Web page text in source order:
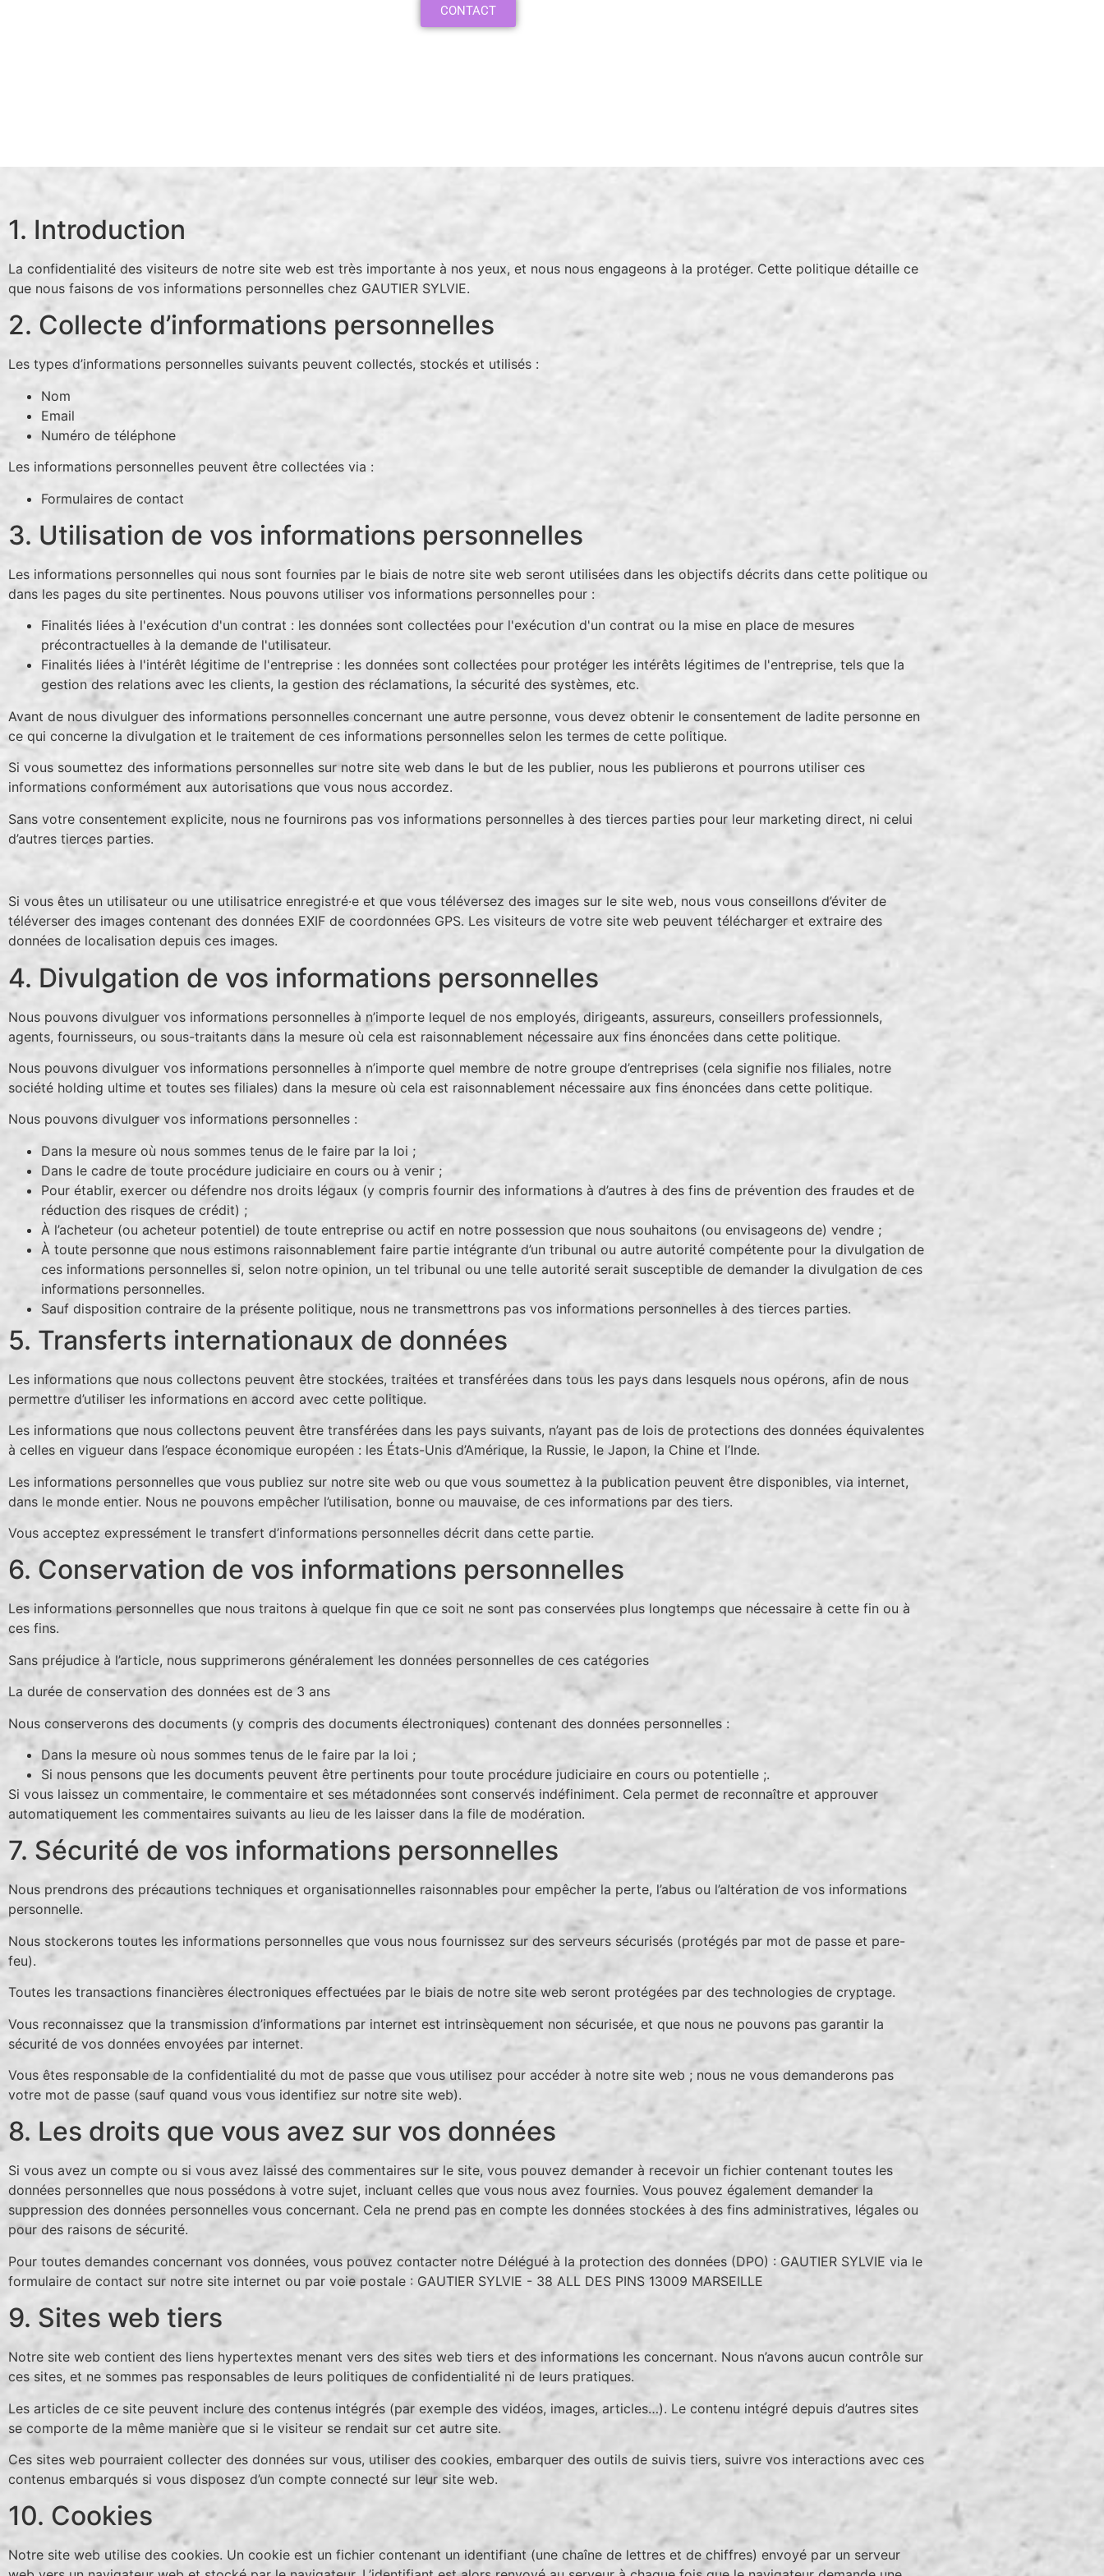
CONTACT
1. Introduction
La confidentialité des visiteurs de notre site web est très importante à nos yeux, et nous nous engageons à la protéger. Cette politique détaille ce
que nous faisons de vos informations personnelles chez GAUTIER SYLVIE.
2. Collecte d’informations personnelles
Les types d’informations personnelles suivants peuvent collectés, stockés et utilisés :
Nom
Email
Numéro de téléphone
Les informations personnelles peuvent être collectées via :
Formulaires de contact
3. Utilisation de vos informations personnelles
Les informations personnelles qui nous sont fournies par le biais de notre site web seront utilisées dans les objectifs décrits dans cette politique ou
dans les pages du site pertinentes. Nous pouvons utiliser vos informations personnelles pour :
Finalités liées à l'exécution d'un contrat : les données sont collectées pour l'exécution d'un contrat ou la mise en place de mesures
précontractuelles à la demande de l'utilisateur.
Finalités liées à l'intérêt légitime de l'entreprise : les données sont collectées pour protéger les intérêts légitimes de l'entreprise, tels que la
gestion des relations avec les clients, la gestion des réclamations, la sécurité des systèmes, etc.
Avant de nous divulguer des informations personnelles concernant une autre personne, vous devez obtenir le consentement de ladite personne en
ce qui concerne la divulgation et le traitement de ces informations personnelles selon les termes de cette politique.
Si vous soumettez des informations personnelles sur notre site web dans le but de les publier, nous les publierons et pourrons utiliser ces
informations conformément aux autorisations que vous nous accordez.
Sans votre consentement explicite, nous ne fournirons pas vos informations personnelles à des tierces parties pour leur marketing direct, ni celui
d’autres tierces parties.
Si vous êtes un utilisateur ou une utilisatrice enregistré·e et que vous téléversez des images sur le site web, nous vous conseillons d’éviter de
téléverser des images contenant des données EXIF de coordonnées GPS. Les visiteurs de votre site web peuvent télécharger et extraire des
données de localisation depuis ces images.
4. Divulgation de vos informations personnelles
Nous pouvons divulguer vos informations personnelles à n’importe lequel de nos employés, dirigeants, assureurs, conseillers professionnels,
agents, fournisseurs, ou sous-traitants dans la mesure où cela est raisonnablement nécessaire aux fins énoncées dans cette politique.
Nous pouvons divulguer vos informations personnelles à n’importe quel membre de notre groupe d’entreprises (cela signifie nos filiales, notre
société holding ultime et toutes ses filiales) dans la mesure où cela est raisonnablement nécessaire aux fins énoncées dans cette politique.
Nous pouvons divulguer vos informations personnelles :
Dans la mesure où nous sommes tenus de le faire par la loi ;
Dans le cadre de toute procédure judiciaire en cours ou à venir ;
Pour établir, exercer ou défendre nos droits légaux (y compris fournir des informations à d’autres à des fins de prévention des fraudes et de
réduction des risques de crédit) ;
À l’acheteur (ou acheteur potentiel) de toute entreprise ou actif en notre possession que nous souhaitons (ou envisageons de) vendre ;
À toute personne que nous estimons raisonnablement faire partie intégrante d’un tribunal ou autre autorité compétente pour la divulgation de
ces informations personnelles si, selon notre opinion, un tel tribunal ou une telle autorité serait susceptible de demander la divulgation de ces
informations personnelles.
Sauf disposition contraire de la présente politique, nous ne transmettrons pas vos informations personnelles à des tierces parties.
5. Transferts internationaux de données
Les informations que nous collectons peuvent être stockées, traitées et transférées dans tous les pays dans lesquels nous opérons, afin de nous
permettre d’utiliser les informations en accord avec cette politique.
Les informations que nous collectons peuvent être transférées dans les pays suivants, n’ayant pas de lois de protections des données équivalentes
à celles en vigueur dans l’espace économique européen : les États-Unis d’Amérique, la Russie, le Japon, la Chine et l’Inde.
Les informations personnelles que vous publiez sur notre site web ou que vous soumettez à la publication peuvent être disponibles, via internet,
dans le monde entier. Nous ne pouvons empêcher l’utilisation, bonne ou mauvaise, de ces informations par des tiers.
Vous acceptez expressément le transfert d’informations personnelles décrit dans cette partie.
6. Conservation de vos informations personnelles
Les informations personnelles que nous traitons à quelque fin que ce soit ne sont pas conservées plus longtemps que nécessaire à cette fin ou à
ces fins.
Sans préjudice à l’article, nous supprimerons généralement les données personnelles de ces catégories
La durée de conservation des données est de 3 ans
Nous conserverons des documents (y compris des documents électroniques) contenant des données personnelles :
Dans la mesure où nous sommes tenus de le faire par la loi ;
Si nous pensons que les documents peuvent être pertinents pour toute procédure judiciaire en cours ou potentielle ;.
Si vous laissez un commentaire, le commentaire et ses métadonnées sont conservés indéfiniment. Cela permet de reconnaître et approuver
automatiquement les commentaires suivants au lieu de les laisser dans la file de modération.
7. Sécurité de vos informations personnelles
Nous prendrons des précautions techniques et organisationnelles raisonnables pour empêcher la perte, l’abus ou l’altération de vos informations
personnelle.
Nous stockerons toutes les informations personnelles que vous nous fournissez sur des serveurs sécurisés (protégés par mot de passe et pare-
feu).
Toutes les transactions financières électroniques effectuées par le biais de notre site web seront protégées par des technologies de cryptage.
Vous reconnaissez que la transmission d’informations par internet est intrinsèquement non sécurisée, et que nous ne pouvons pas garantir la
sécurité de vos données envoyées par internet.
Vous êtes responsable de la confidentialité du mot de passe que vous utilisez pour accéder à notre site web ; nous ne vous demanderons pas
votre mot de passe (sauf quand vous vous identifiez sur notre site web).
8. Les droits que vous avez sur vos données
Si vous avez un compte ou si vous avez laissé des commentaires sur le site, vous pouvez demander à recevoir un fichier contenant toutes les
données personnelles que nous possédons à votre sujet, incluant celles que vous nous avez fournies. Vous pouvez également demander la
suppression des données personnelles vous concernant. Cela ne prend pas en compte les données stockées à des fins administratives, légales ou
pour des raisons de sécurité.
Pour toutes demandes concernant vos données, vous pouvez contacter notre Délégué à la protection des données (DPO) : GAUTIER SYLVIE via le
formulaire de contact sur notre site internet ou par voie postale : GAUTIER SYLVIE - 38 ALL DES PINS 13009 MARSEILLE
9. Sites web tiers
Notre site web contient des liens hypertextes menant vers des sites web tiers et des informations les concernant. Nous n’avons aucun contrôle sur
ces sites, et ne sommes pas responsables de leurs politiques de confidentialité ni de leurs pratiques.
Les articles de ce site peuvent inclure des contenus intégrés (par exemple des vidéos, images, articles…). Le contenu intégré depuis d’autres sites
se comporte de la même manière que si le visiteur se rendait sur cet autre site.
Ces sites web pourraient collecter des données sur vous, utiliser des cookies, embarquer des outils de suivis tiers, suivre vos interactions avec ces
contenus embarqués si vous disposez d’un compte connecté sur leur site web.
10. Cookies
Notre site web utilise des cookies. Un cookie est un fichier contenant un identifiant (une chaîne de lettres et de chiffres) envoyé par un serveur